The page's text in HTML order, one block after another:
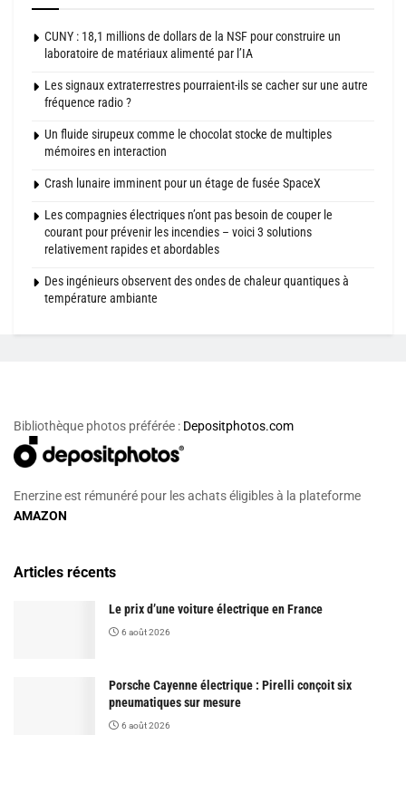
CUNY : 18,1 millions de dollars de la NSF pour construire un
laboratoire de matériaux alimenté par l’IA
Les signaux extraterrestres pourraient-ils se cacher sur une autre
fréquence radio ?
Un fluide sirupeux comme le chocolat stocke de multiples
mémoires en interaction
Crash lunaire imminent pour un étage de fusée SpaceX
Les compagnies électriques n’ont pas besoin de couper le
courant pour prévenir les incendies – voici 3 solutions
relativement rapides et abordables
Des ingénieurs observent des ondes de chaleur quantiques à
température ambiante
Bibliothèque photos préférée : Depositphotos.com
Enerzine est rémunéré pour les achats éligibles à la plateforme
AMAZON
Articles récents
Le prix d’une voiture électrique en France
6 août 2026
Porsche Cayenne électrique : Pirelli conçoit six
pneumatiques sur mesure
6 août 2026